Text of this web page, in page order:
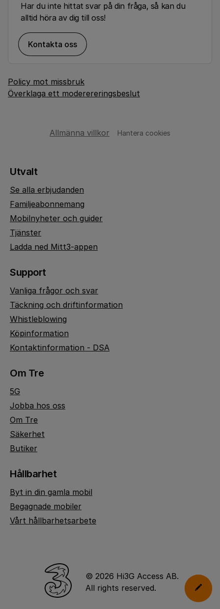
Har du inte hittat svar på din fråga, så kan du
alltid höra av dig till oss!
Kontakta oss
Policy mot missbruk
Överklaga ett moderereringsbeslut
Allmänna villkor Hantera cookies
Utvalt
Se alla erbjudanden
Familjeabonnemang
Mobilnyheter och guider
Tjänster
Ladda ned Mitt3-appen
Support
Vanliga frågor och svar
Täckning och driftinformation
Whistleblowing
Köpinformation
Kontaktinformation - DSA
Om Tre
5G
Jobba hos oss
Om Tre
Säkerhet
Butiker
Hållbarhet
Byt in din gamla mobil
Begagnade mobiler
Vårt hållbarhetsarbete
© 2026 Hi3G Access AB.
All rights reserved.